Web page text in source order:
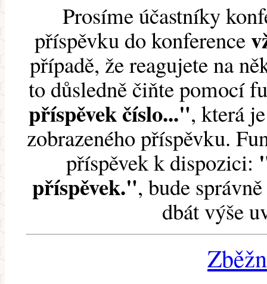
Prosíme účastníky
příspěvku do konference
případě, že reagujete na
to důsledně čiňte pomocí
příspěvek číslo...", která
zobrazeného příspěvku.
příspěvek k dispozici:
příspěvek.", bude
dbát výše